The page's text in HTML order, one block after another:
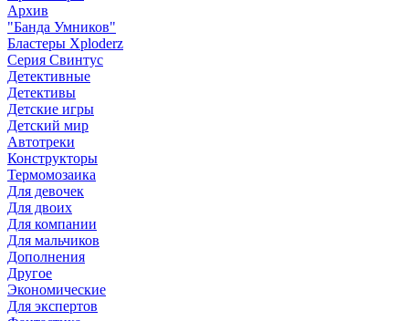
Архив
"Банда Умников"
Бластеры Xploderz
Cерия Свинтус
Детективные
Детективы
Детские игры
Детский мир
Автотреки
Конструкторы
Термомозаика
Для девочек
Для двоих
Для компании
Для мальчиков
Дополнения
Другое
Экономические
Для экспертов